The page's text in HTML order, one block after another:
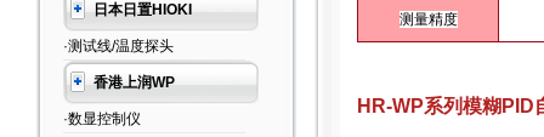
日本日置HIOKI
·测试线/温度探头
香港上润WP
·数显控制仪
测量精度
HR-WP系列模糊PID